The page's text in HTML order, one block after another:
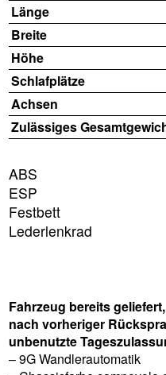
Länge
Breite
Höhe
Schlafplätze
Achsen
Zulässiges
ABS
ESP
Festbett
Lederlenkrad
Fahrzeug bereits
nach vorheriger
unbenutzte
– 9G Wandlerautomatik